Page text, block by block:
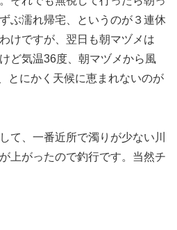
ぶ濡れ帰宅、というのが３連休
けですが、翌日も朝マヅメは
ど気温36度、朝マヅメから風
とにかく天候に恵まれないのが
て、一番近所で濁りが少ない川
上がったので釣行です。当然チ